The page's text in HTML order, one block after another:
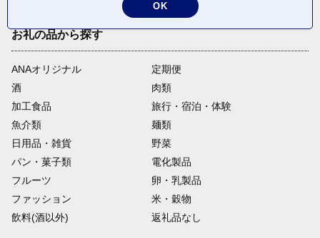
お礼の品から探す
ANAオリジナル
定期便
酒
肉類
加工食品
旅行・宿泊・体験
魚介類
麺類
日用品・雑貨
野菜
パン・菓子類
電化製品
フルーツ
卵・乳製品
ファッション
米・穀物
飲料(酒以外)
返礼品なし
OK